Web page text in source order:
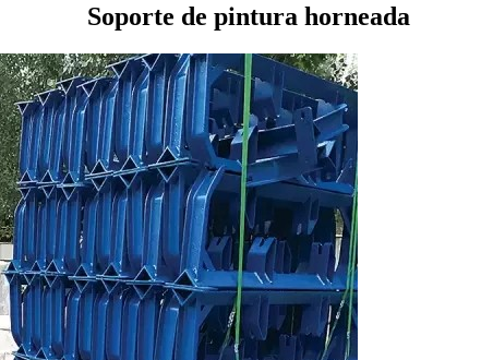
Soporte de pintura horneada